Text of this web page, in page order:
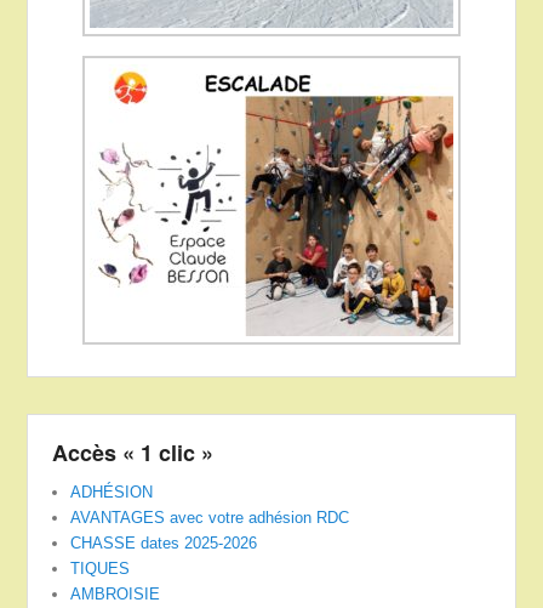
Accès « 1 clic »
ADHÉSION
AVANTAGES avec votre adhésion RDC
CHASSE dates 2025-2026
TIQUES
AMBROISIE